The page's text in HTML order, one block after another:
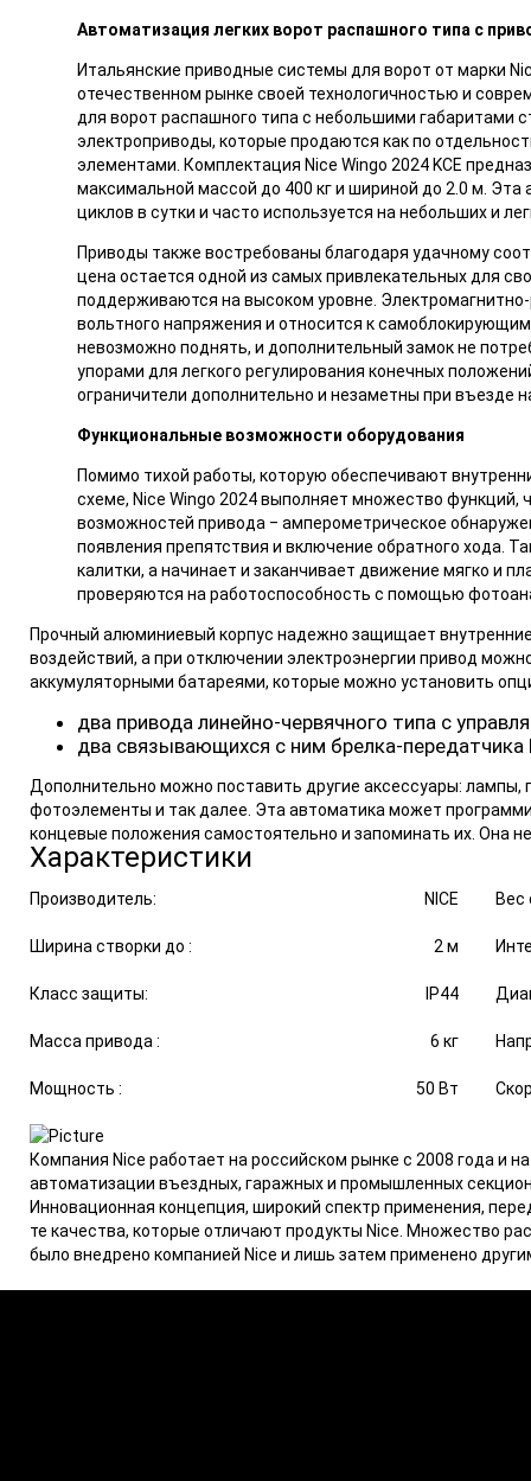
Автоматизация легких ворот распашного типа с
Итальянские приводные системы для ворот от марки
отечественном рынке своей технологичностью и
для ворот распашного типа с небольшими габаритами
электроприводы, которые продаются как по
элементами. Комплектация Nice Wingo 2024 KCE
максимальной массой до 400 кг и шириной до 2.0 м.
циклов в сутки и часто используется на небольших и
Приводы также востребованы благодаря удачному
цена остается одной из самых привлекательных для
поддерживаются на высоком уровне.
вольтного напряжения и относится к
невозможно поднять, и дополнительный замок не
упорами для легкого регулирования конечных
ограничители дополнительно и незаметны при въезде
Функциональные возможности оборудования
Помимо тихой работы, которую обеспечивают
схеме, Nice Wingo 2024 выполняет множество функций,
возможностей привода ‒ амперометрическое
появления препятствия и включение обратного хода.
калитки, а начинает и заканчивает движение мягко и
проверяются на работоспособность с помощью
Прочный алюминиевый корпус надежно защищает
воздействий, а при отключении электроэнергии привод
аккумуляторными батареями, которые можно установить
два привода линейно-червячного типа с
два связывающихся с ним брелка-передатчика
Дополнительно можно поставить другие аксессуары:
фотоэлементы и так далее. Эта автоматика может
концевые положения самостоятельно и запоминать их. Она
Характеристики
Производитель: NICE Вес
Ширина створки до : 2 м
Класс защиты: IP44
Масса привода : 6 кг
Мощность : 50 Вт
Компания Nice работает на российском рынке с 2008 года и
автоматизации въездных, гаражных и промышленных
Инновационная концепция, широкий спектр применения,
те качества, которые отличают продукты Nice. Множество
было внедрено компанией Nice и лишь затем применено